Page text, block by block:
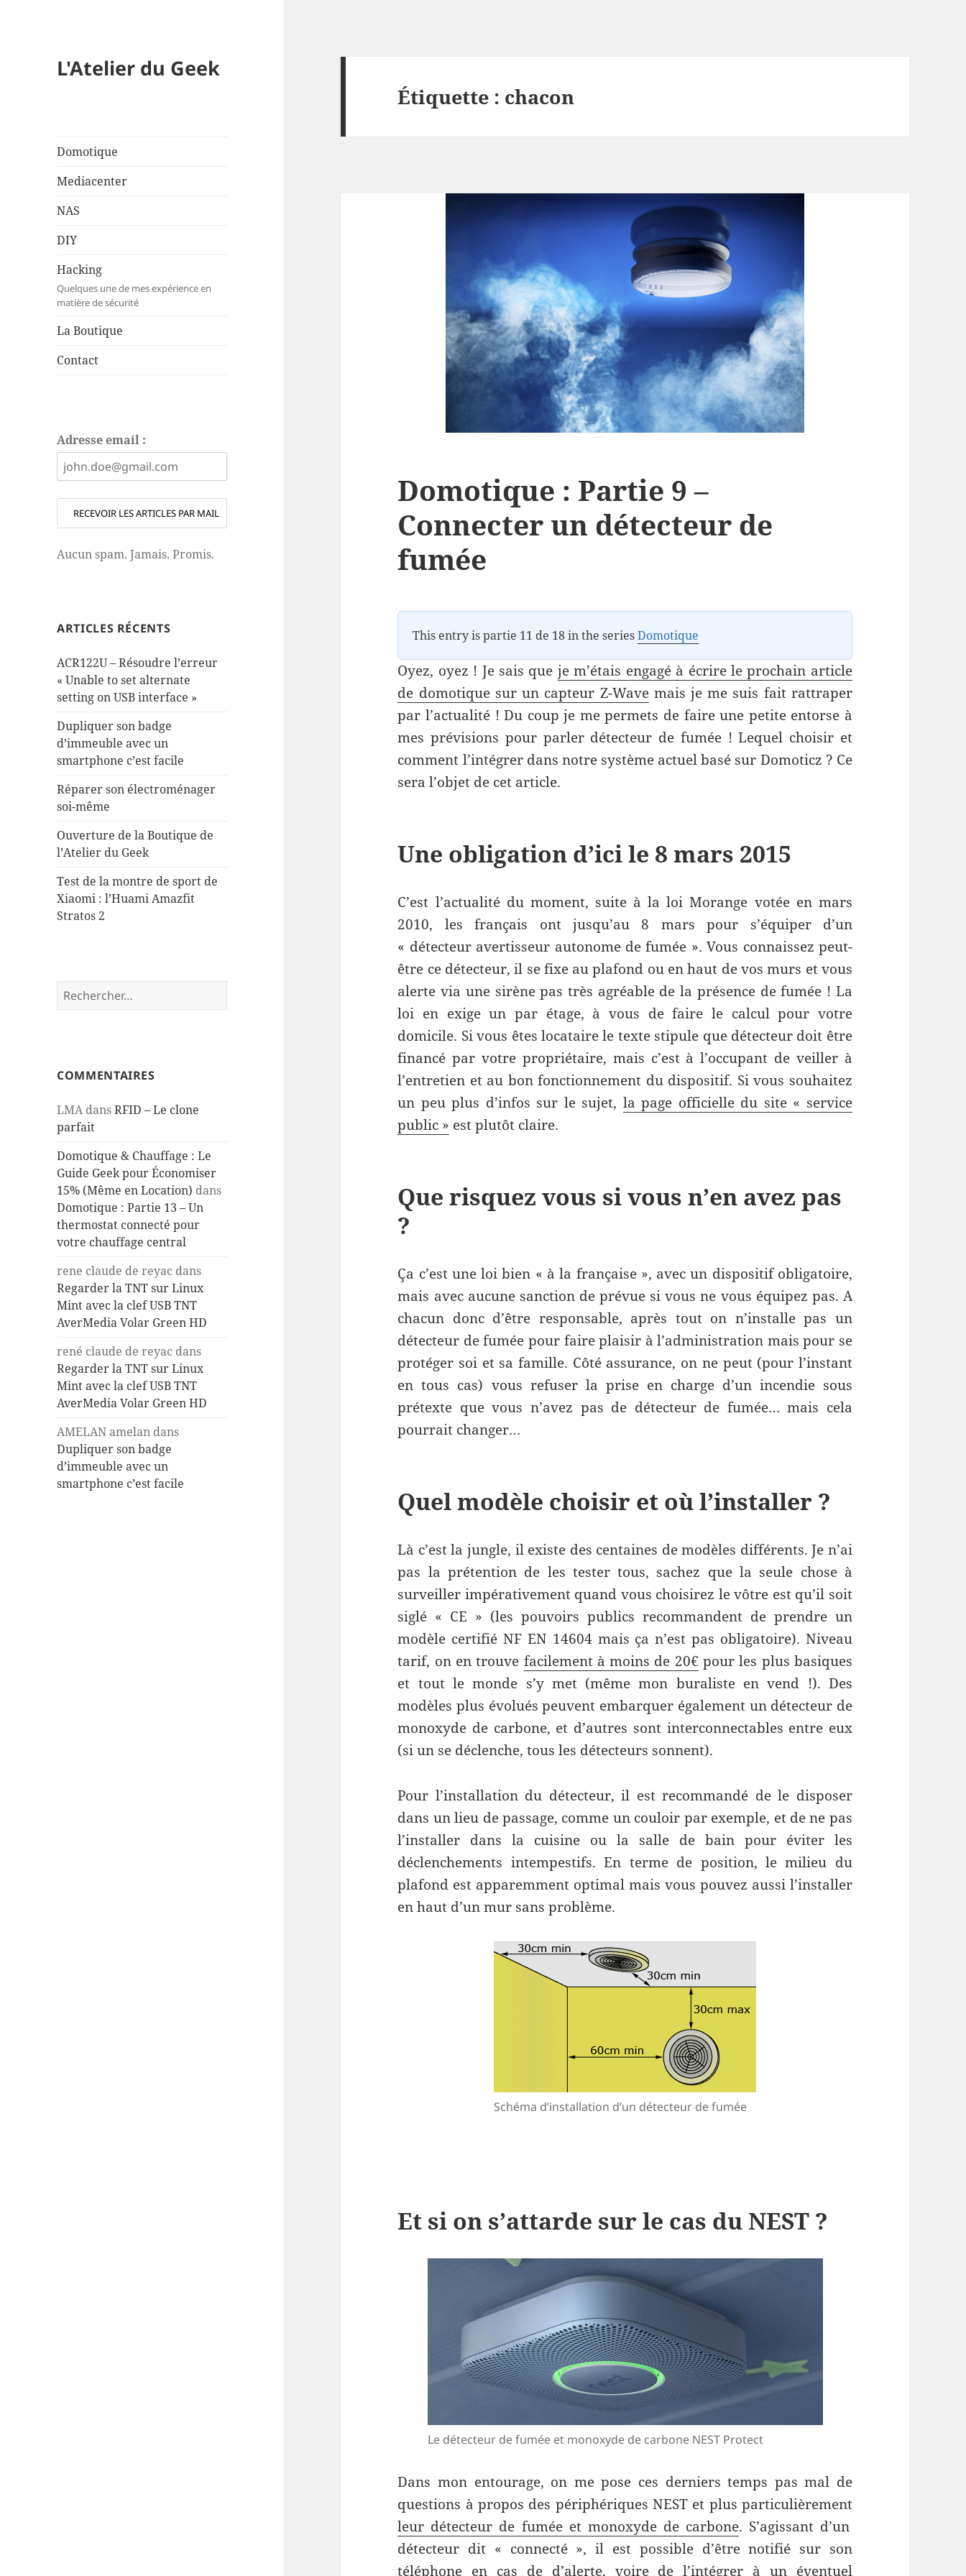
L'Atelier du Geek
Domotique
Mediacenter
NAS
DIY
Hacking
Quelques une de mes expérience en
matière de sécurité
La Boutique
Contact
Adresse email :
Aucun spam. Jamais. Promis.
ARTICLES RÉCENTS
ACR122U – Résoudre l’erreur
« Unable to set alternate
setting on USB interface »
Dupliquer son badge
d’immeuble avec un
smartphone c’est facile
Réparer son électroménager
soi-même
Ouverture de la Boutique de
l’Atelier du Geek
Test de la montre de sport de
Xiaomi : l’Huami Amazfit
Stratos 2
Rechercher :
COMMENTAIRES
LMAdansRFID – Le clone
parfait
Domotique & Chauffage : Le
Guide Geek pour Économiser
15% (Même en Location) dans
Domotique : Partie 13 – Un
thermostat connecté pour
votre chauffage central
rene claude de reyac dans
Regarder la TNT sur Linux
Mint avec la clef USB TNT
AverMedia Volar Green HD
rené claude de reyac dans
Regarder la TNT sur Linux
Mint avec la clef USB TNT
AverMedia Volar Green HD
AMELAN amelan dans
Dupliquer son badge
d’immeuble avec un
smartphone c’est facile
Étiquette : chacon
Domotique : Partie 9 –
Connecter un détecteur de
fumée
This entry is partie 11 de 18 in the seriesDomotique
Oyez, oyez ! Je sais que je m’étais engagé à écrire le prochain article
de domotique sur un capteur Z-Wavemais je me suis fait rattraper
par l’actualité ! Du coup je me permets de faire une petite entorse à
mes prévisions pour parler détecteur de fumée ! Lequel choisir et
comment l’intégrer dans notre système actuel basé sur Domoticz ? Ce
sera l’objet de cet article.
Une obligation d’ici le 8 mars 2015
C’est l’actualité du moment, suite à la loi Morange votée en mars
2010, les français ont jusqu’au 8 mars pour s’équiper d’un
« détecteur avertisseur autonome de fumée ». Vous connaissez peut-
être ce détecteur, il se fixe au plafond ou en haut de vos murs et vous
alerte via une sirène pas très agréable de la présence de fumée ! La
loi en exige un par étage, à vous de faire le calcul pour votre
domicile. Si vous êtes locataire le texte stipule que détecteur doit être
financé par votre propriétaire, mais c’est à l’occupant de veiller à
l’entretien et au bon fonctionnement du dispositif. Si vous souhaitez
un peu plus d’infos sur le sujet, la page officielle du site « service
public » est plutôt claire.
Que risquez vous si vous n’en avez pas
?
Ça c’est une loi bien « à la française », avec un dispositif obligatoire,
mais avec aucune sanction de prévue si vous ne vous équipez pas. A
chacun donc d’être responsable, après tout on n’installe pas un
détecteur de fumée pour faire plaisir à l’administration mais pour se
protéger soi et sa famille. Côté assurance, on ne peut (pour l’instant
en tous cas) vous refuser la prise en charge d’un incendie sous
prétexte que vous n’avez pas de détecteur de fumée… mais cela
pourrait changer…
Quel modèle choisir et où l’installer ?
Là c’est la jungle, il existe des centaines de modèles différents. Je n’ai
pas la prétention de les tester tous, sachez que la seule chose à
surveiller impérativement quand vous choisirez le vôtre est qu’il soit
siglé « CE » (les pouvoirs publics recommandent de prendre un
modèle certifié NF EN 14604 mais ça n’est pas obligatoire). Niveau
tarif, on en trouve facilement à moins de 20€ pour les plus basiques
et tout le monde s’y met (même mon buraliste en vend !). Des
modèles plus évolués peuvent embarquer également un détecteur de
monoxyde de carbone, et d’autres sont interconnectables entre eux
(si un se déclenche, tous les détecteurs sonnent).
Pour l’installation du détecteur, il est recommandé de le disposer
dans un lieu de passage, comme un couloir par exemple, et de ne pas
l’installer dans la cuisine ou la salle de bain pour éviter les
déclenchements intempestifs. En terme de position, le milieu du
plafond est apparemment optimal mais vous pouvez aussi l’installer
en haut d’un mur sans problème.
Schéma d’installation d’un détecteur de fumée
Et si on s’attarde sur le cas du NEST ?
Le détecteur de fumée et monoxyde de carbone NEST Protect
Dans mon entourage, on me pose ces derniers temps pas mal de
questions à propos des périphériques NEST et plus particulièrement
leur détecteur de fumée et monoxyde de carbone. S’agissant d’un
détecteur dit « connecté », il est possible d’être notifié sur son
téléphone en cas de d’alerte, voire de l’intégrer à un éventuel